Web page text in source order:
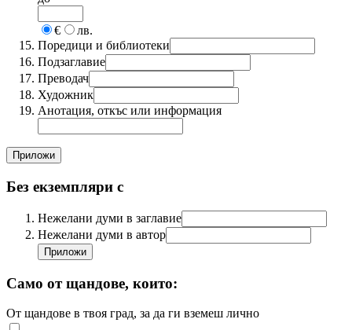
€
лв.
Поредици и библиотеки
Подзаглавие
Преводач
Художник
Анотация, откъс или информация
Без екземпляри с
Нежелани думи в заглавие
Нежелани думи в автор
Само от щандове, които:
От щандове в твоя град, за да ги вземеш лично